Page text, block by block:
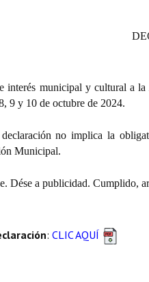
interés municipal y cultural a la
9 y 10 de octubre de 2024.
no implica la
Municipal.
Dése a publicidad. Cumplido,
: CLIC AQUÍ